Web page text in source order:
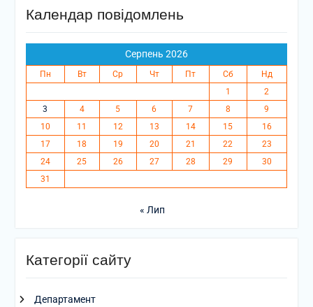
Календар повідомлень
Серпень 2026
Пн Вт Ср Чт Пт Сб
Нд
1
2
3
4 5 6 7 8
9
10
11 12 13 14 15
16
17
18 19 20 21 22
23
24
25 26 27 28 29
30
31
« Лип
Категорії сайту
Департамент